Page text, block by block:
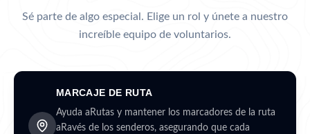
Sé parte de algo especial. Elige un rol y únete a nuestro
increíble equipo de voluntarios.
MARCAJE DE RUTA
Ayuda aRutas y mantener los marcadores de la ruta
aRavés de los senderos, asegurando que cada